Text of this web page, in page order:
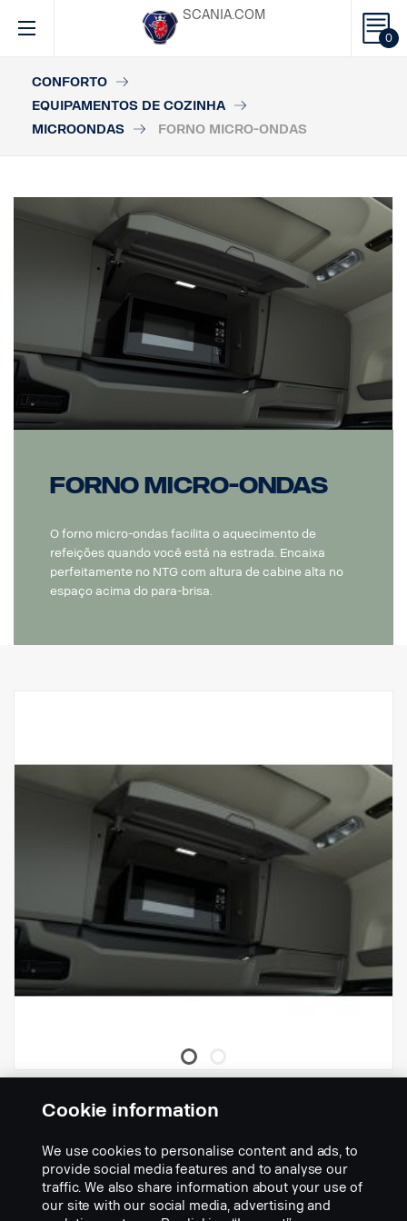
0
SCANIA.COM
CONFORTO
EQUIPAMENTOS DE COZINHA
MICROONDAS
FORNO MICRO-ONDAS
Forno micro-ondas
O forno micro-ondas facilita o aquecimento de
refeições quando você está na estrada. Encaixa
perfeitamente no NTG com altura de cabine alta no
espaço acima do para-brisa.
Kit de forno micro-ondas
Part Description:
O kit inclui um forno micro-ondas e peças a serem instaladas no
forno micro-ondas no centro do console de teto central em
Cookie information
We use cookies to personalise content and ads, to
provide social media features and to analyse our
traffic. We also share information about your use of
our site with our social media, advertising and